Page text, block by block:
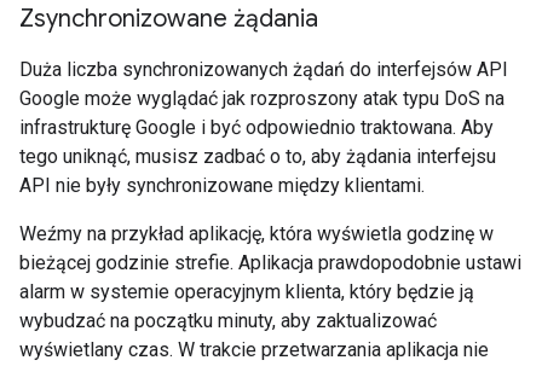
Zsynchronizowane żądania
Duża liczba synchronizowanych żądań do interfejsów API
Google może wyglądać jak rozproszony atak typu DoS na
infrastrukturę Google i być odpowiednio traktowana. Aby
tego uniknąć, musisz zadbać o to, aby żądania interfejsu
API nie były synchronizowane między klientami.
Weźmy na przykład aplikację, która wyświetla godzinę w
bieżącej godzinie strefie. Aplikacja prawdopodobnie ustawi
alarm w systemie operacyjnym klienta, który będzie ją
wybudzać na początku minuty, aby zaktualizować
wyświetlany czas. W trakcie przetwarzania aplikacja nie